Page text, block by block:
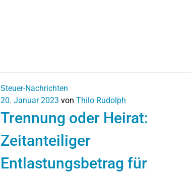
Steuer-Nachrichten
20. Januar 2023 von Thilo Rudolph
Trennung oder Heirat:
Zeitanteiliger
Entlastungsbetrag für